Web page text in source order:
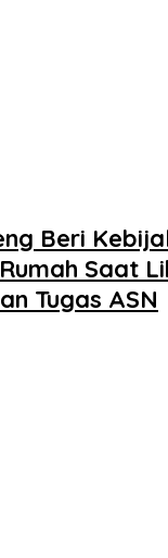
Beri
Saat
Tugas ASN